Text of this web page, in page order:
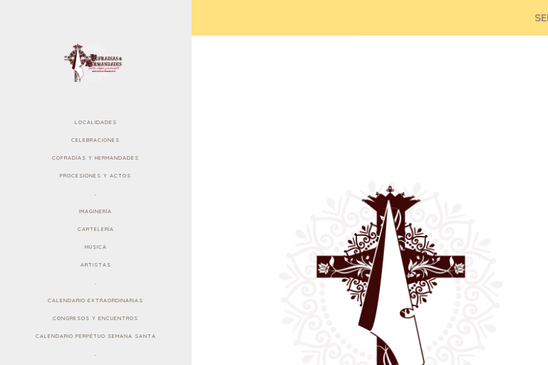
LOCALIDADES
CELEBRACIONES
COFRADÍAS Y HERMANDADES
PROCESIONES Y ACTOS
.
IMAGINERÍA
CARTELERÍA
MÚSICA
ARTISTAS
.
CALENDARIO EXTRAORDINARIAS
CONGRESOS Y ENCUENTROS
CALENDARIO PERPÉTUO SEMANA SANTA
.